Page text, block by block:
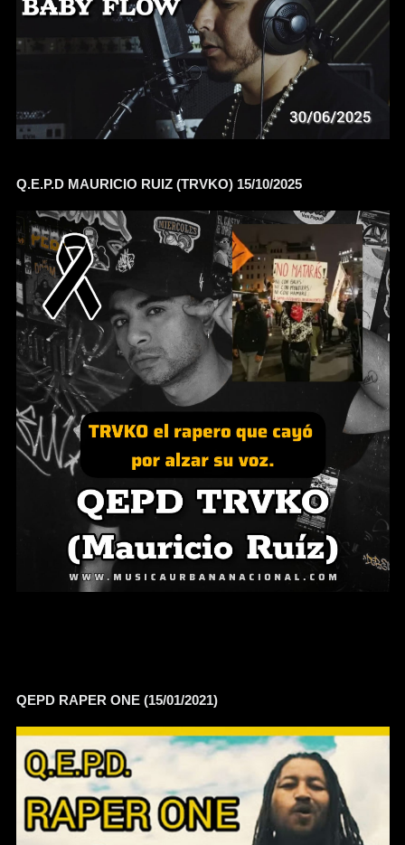
Q.E.P.D MAURICIO RUIZ (TRVKO) 15/10/2025
QEPD RAPER ONE (15/01/2021)